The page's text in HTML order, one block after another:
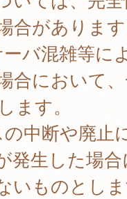
合がありま
バ混雑等に
合において
ます。
中断や廃止
発生した場
いものとし